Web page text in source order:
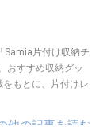
Samia片付け収納チ
おすすめ収納グッ
もとに、片付けレ
他の記事を読む